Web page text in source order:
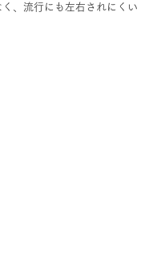
、流行にも左右されにくい